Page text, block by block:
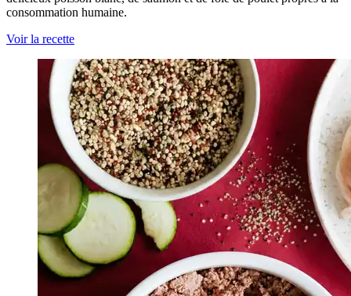
consommation humaine.
Voir la recette